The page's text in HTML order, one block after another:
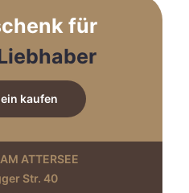
für
kaufen
ATTERSEE
Str. 40